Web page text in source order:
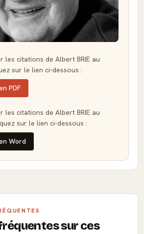
les citations de Albert BRIE au
sur le lien ci-dessous :
PDF
les citations de Albert BRIE au
sur le lien ci-dessous :
Word
sur ces